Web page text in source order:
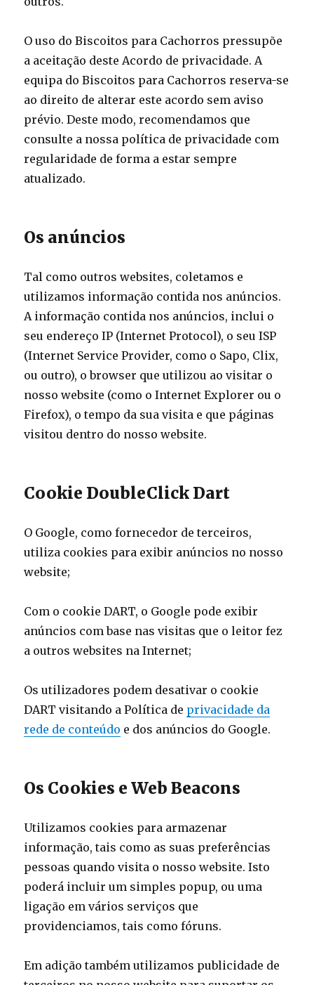
O uso do Biscoitos para Cachorros pressupõe
a aceitação deste Acordo de privacidade. A
equipa do Biscoitos para Cachorros reserva-se
ao direito de alterar este acordo sem aviso
prévio. Deste modo, recomendamos que
consulte a nossa política de privacidade com
regularidade de forma a estar sempre
atualizado.
Os anúncios
Tal como outros websites, coletamos e
utilizamos informação contida nos anúncios.
A informação contida nos anúncios, inclui o
seu endereço IP (Internet Protocol), o seu ISP
(Internet Service Provider, como o Sapo, Clix,
ou outro), o browser que utilizou ao visitar o
nosso website (como o Internet Explorer ou o
Firefox), o tempo da sua visita e que páginas
visitou dentro do nosso website.
Cookie DoubleClick Dart
O Google, como fornecedor de terceiros,
utiliza cookies para exibir anúncios no nosso
website;
Com o cookie DART, o Google pode exibir
anúncios com base nas visitas que o leitor fez
a outros websites na Internet;
Os utilizadores podem desativar o cookie
DART visitando a Política de privacidade da
rede de conteúdo e dos anúncios do Google.
Os Cookies e Web Beacons
Utilizamos cookies para armazenar
informação, tais como as suas preferências
pessoas quando visita o nosso website. Isto
poderá incluir um simples popup, ou uma
ligação em vários serviços que
providenciamos, tais como fóruns.
Em adição também utilizamos publicidade de